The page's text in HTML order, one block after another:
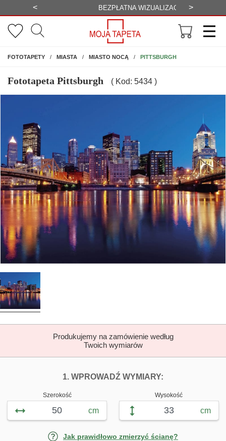
< BEZPŁATNA WIZUALIZACJA >
FOTOTAPETYNA ŚCIANĘ
MIASTA MIASTO NOCĄ PITTSBURGH
Fototapeta Pittsburgh ( Kod: 5434 )
Produkujemy na zamówienie według
Twoich wymiarów
1. WPROWADŹ WYMIARY:
Szerokość
cm
Wysokość
cm
Jak prawidłowo zmierzyć ścianę?